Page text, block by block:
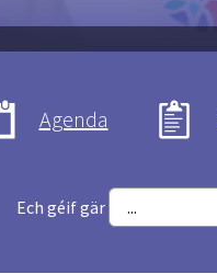
Agenda
Ech géif gär